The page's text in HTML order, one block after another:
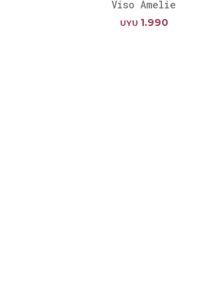
Viso Amelie
UYU 1.990